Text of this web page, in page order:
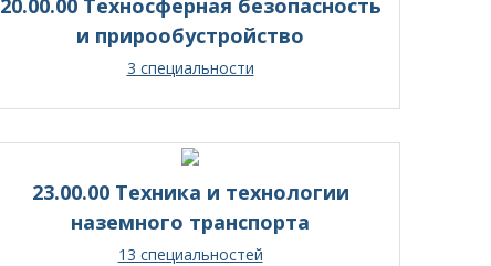
20.00.00 Техносферная безопасность
и прирообустройство
3 специальности
23.00.00 Техника и технологии
наземного транспорта
13 специальностей